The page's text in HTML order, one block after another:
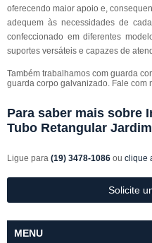
oferecendo maior apoio e,
adequem às necessidades de
confeccionado em diferentes
suportes versáteis e capazes de
Também trabalhamos com guarda
guarda corpo galvanizado. Fale com
Para saber mais sobre
Tubo Retangular
Ligue para (19) 3478-1086 ou clique
Solicite
MENU